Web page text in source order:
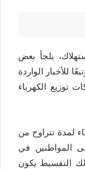
يلجأ بعض
للأخبار الواردة
توزيع الكهرباء
لمدة تتراوح من
على المواطنين في
التقسيط يكون